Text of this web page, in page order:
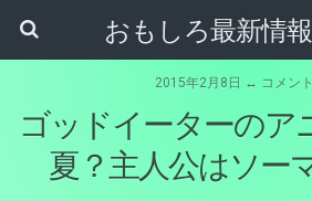
おもしろ最新情
2015年2月8日 ↔ コメン
ゴッドイーターのア
夏？主人公はソー